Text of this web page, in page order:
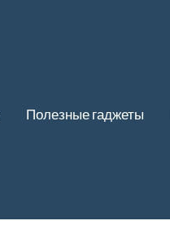
Полезные гаджеты